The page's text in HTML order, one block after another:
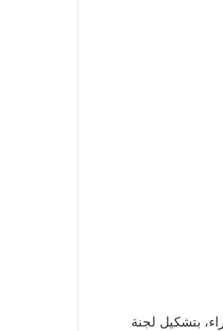
بتشكيل لجنة